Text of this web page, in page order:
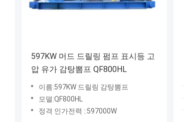
597KW 머드 드릴링 펌프 표시등 고
압 유가 감탕뽐프 QF800HL
이름:597KW 드릴링 감탕뽐프
모델:QF800HL
정격 인가전력 ::597000W